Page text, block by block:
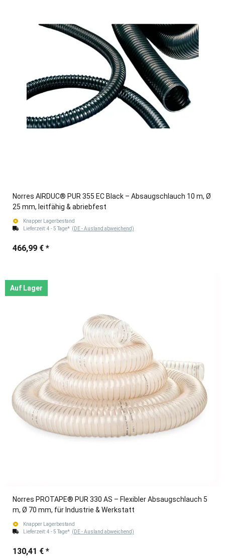
Norres AIRDUC® PUR 355 EC Black – Absaugschlauch 10 m, Ø
25 mm, leitfähig & abriebfest
Knapper Lagerbestand
Lieferzeit:4 - 5 Tage* (DE - Ausland abweichend)
466,99 € *
Auf Lager
Norres PROTAPE® PUR 330 AS – Flexibler Absaugschlauch 5
m, Ø 70 mm, für Industrie & Werkstatt
Knapper Lagerbestand
Lieferzeit:4 - 5 Tage* (DE - Ausland abweichend)
130,41 € *